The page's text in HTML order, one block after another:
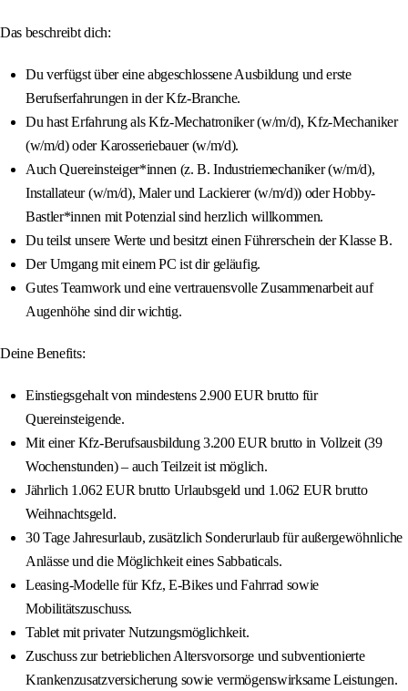
Das beschreibt dich:
Du verfügst über eine abgeschlossene Ausbildung und erste
Berufserfahrungen in der Kfz-Branche.
Du hast Erfahrung als Kfz-Mechatroniker (w/m/d), Kfz-Mechaniker
(w/m/d) oder Karosseriebauer (w/m/d).
Auch Quereinsteiger*innen (z. B. Industriemechaniker (w/m/d),
Installateur (w/m/d), Maler und Lackierer (w/m/d)) oder Hobby-
Bastler*innen mit Potenzial sind herzlich willkommen.
Du teilst unsere Werte und besitzt einen Führerschein der Klasse B.
Der Umgang mit einem PC ist dir geläufig.
Gutes Teamwork und eine vertrauensvolle Zusammenarbeit auf
Augenhöhe sind dir wichtig.
Deine Benefits:
Einstiegsgehalt von mindestens 2.900 EUR brutto für
Quereinsteigende.
Mit einer Kfz-Berufsausbildung 3.200 EUR brutto in Vollzeit (39
Wochenstunden) – auch Teilzeit ist möglich.
Jährlich 1.062 EUR brutto Urlaubsgeld und 1.062 EUR brutto
Weihnachtsgeld.
30 Tage Jahresurlaub, zusätzlich Sonderurlaub für außergewöhnliche
Anlässe und die Möglichkeit eines Sabbaticals.
Leasing-Modelle für Kfz, E-Bikes und Fahrrad sowie
Mobilitätszuschuss.
Tablet mit privater Nutzungsmöglichkeit.
Zuschuss zur betrieblichen Altersvorsorge und subventionierte
Krankenzusatzversicherung sowie vermögenswirksame Leistungen.